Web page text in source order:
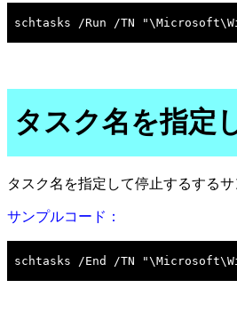
タスク名を指定
タスク名を指定して停止するするサ
サンプルコード：